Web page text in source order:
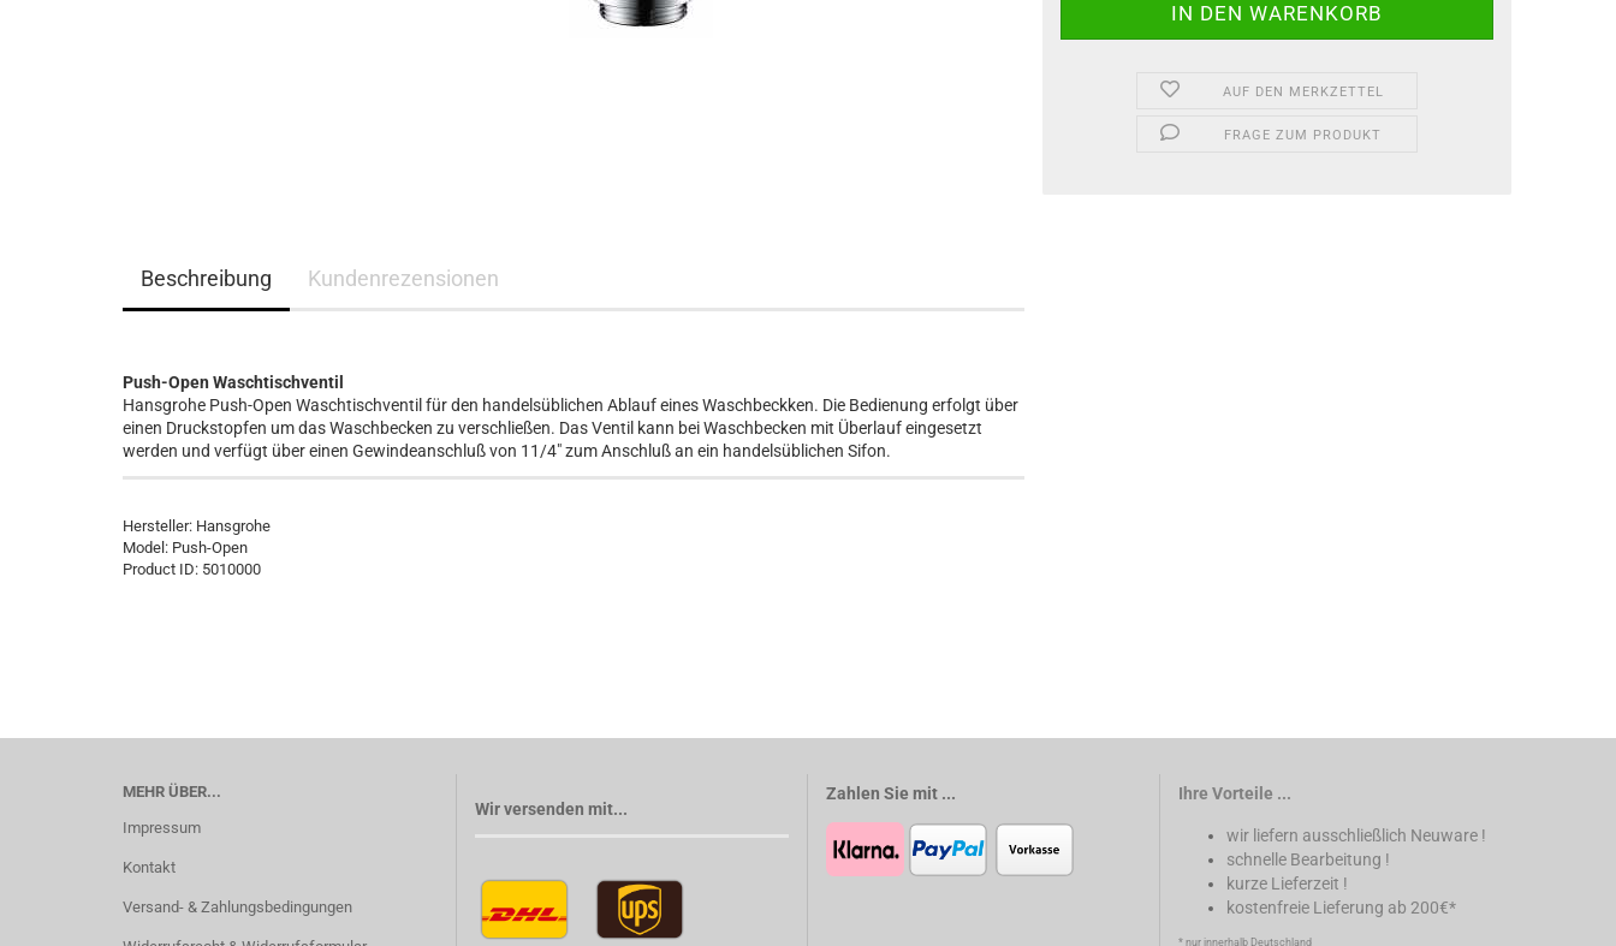
AUF DEN MERKZETTEL
FRAGE ZUM PRODUKT
Beschreibung Kundenrezensionen
Push-Open Waschtischventil
Hansgrohe Push-Open Waschtischventil für den handelsüblichen Ablauf eines Waschbeckken. Die Bedienung erfolgt über
einen Druckstopfen um das Waschbecken zu verschließen. Das Ventil kann bei Waschbecken mit Überlauf eingesetzt
werden und verfügt über einen Gewindeanschluß von 11/4" zum Anschluß an ein handelsüblichen Sifon.
Hersteller: Hansgrohe
Model: Push-Open
Product ID: 5010000
MEHR ÜBER...
Impressum
Kontakt
Versand- & Zahlungsbedingungen
Wir versenden mit...
Zahlen Sie mit ... Ihre Vorteile ...
wir liefern ausschließlich Neuware !
schnelle Bearbeitung !
kurze Lieferzeit !
kostenfreie Lieferung ab 200€*
* nur innerhalb Deutschland